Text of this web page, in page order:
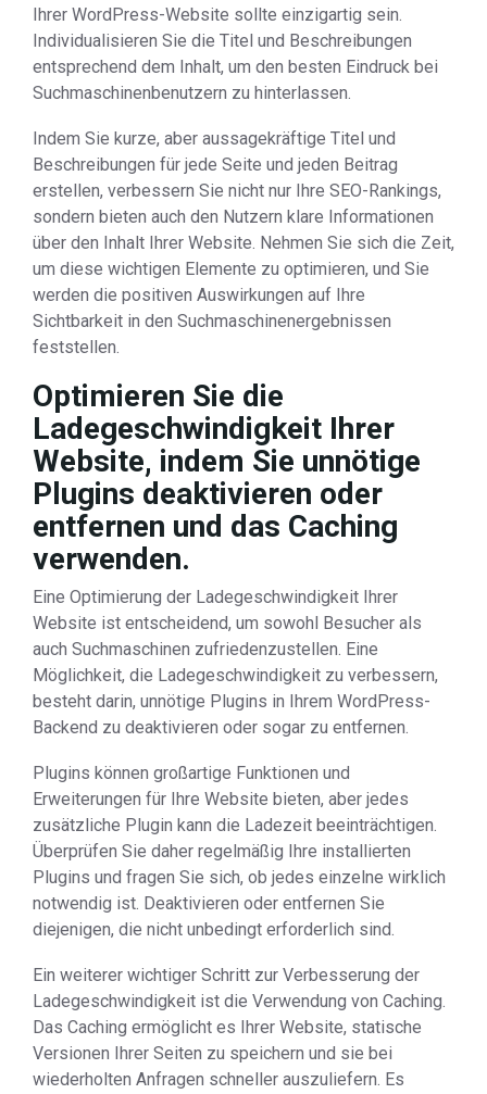
Ihrer WordPress-Website sollte einzigartig sein.
Individualisieren Sie die Titel und Beschreibungen
entsprechend dem Inhalt, um den besten Eindruck bei
Suchmaschinenbenutzern zu hinterlassen.
Indem Sie kurze, aber aussagekräftige Titel und
Beschreibungen für jede Seite und jeden Beitrag
erstellen, verbessern Sie nicht nur Ihre SEO-Rankings,
sondern bieten auch den Nutzern klare Informationen
über den Inhalt Ihrer Website. Nehmen Sie sich die Zeit,
um diese wichtigen Elemente zu optimieren, und Sie
werden die positiven Auswirkungen auf Ihre
Sichtbarkeit in den Suchmaschinenergebnissen
feststellen.
Optimieren Sie die
Ladegeschwindigkeit Ihrer
Website, indem Sie unnötige
Plugins deaktivieren oder
entfernen und das Caching
verwenden.
Eine Optimierung der Ladegeschwindigkeit Ihrer
Website ist entscheidend, um sowohl Besucher als
auch Suchmaschinen zufriedenzustellen. Eine
Möglichkeit, die Ladegeschwindigkeit zu verbessern,
besteht darin, unnötige Plugins in Ihrem WordPress-
Backend zu deaktivieren oder sogar zu entfernen.
Plugins können großartige Funktionen und
Erweiterungen für Ihre Website bieten, aber jedes
zusätzliche Plugin kann die Ladezeit beeinträchtigen.
Überprüfen Sie daher regelmäßig Ihre installierten
Plugins und fragen Sie sich, ob jedes einzelne wirklich
notwendig ist. Deaktivieren oder entfernen Sie
diejenigen, die nicht unbedingt erforderlich sind.
Ein weiterer wichtiger Schritt zur Verbesserung der
Ladegeschwindigkeit ist die Verwendung von Caching.
Das Caching ermöglicht es Ihrer Website, statische
Versionen Ihrer Seiten zu speichern und sie bei
wiederholten Anfragen schneller auszuliefern. Es